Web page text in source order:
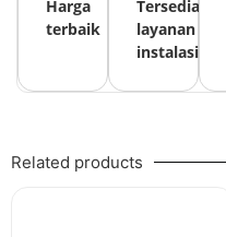
Harga
terbaik
Tersedia
layanan
instalasi
Related products